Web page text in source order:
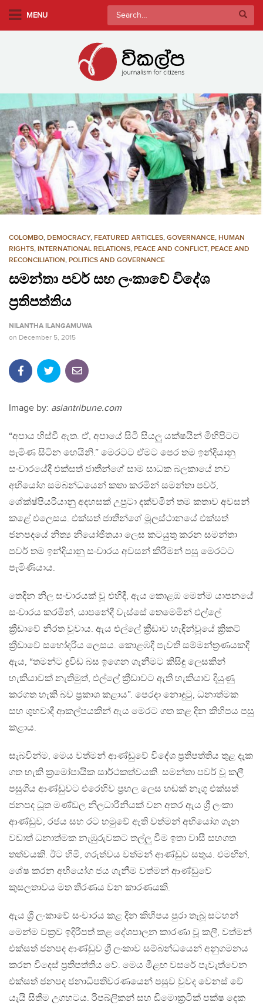
m
a
n
c
o
n
t
e
MENU
Search
for:
COLOMBO, DEMOCRACY, FEATURED ARTICLES, GOVERNANCE, HUMAN
RIGHTS, INTERNATIONAL RELATIONS, PEACE AND CONFLICT, PEACE AND
RECONCILIATION, POLITICS AND GOVERNANCE
සමන්තා පවර් සහ ලංකාවේ විදේශ
ප්‍රතිපත්තිය
NILANTHA ILANGAMUWA
on December 5, 2015
Image by: asiantribune.com
“අපාය හිස්වී ඇත. ඒ, අපායේ සිටි සියලු යක්ෂයින් මිහිපිටට
පැමිණ සිටින හෙයිනි.” මෙරටට ඒමට පෙර තම ඉන්දියානු
සංචාරයේදී එක්සත් ජාතීන්ගේ සාම සාධක බලකායේ නව
අභියෝග සමබන්ධයෙන් කතා කරමින් සමන්තා පවර්,
ශේක්ෂ්පියරියානු අදහසක් උපුටා දක්වමින් තම කතාව අවසන්
කළේ එලෙසය. එක්සත් ජාතීන්ගේ මූලස්ථානයේ එක්සත්
ජනපදයේ නිත්‍ය නියෝජිතයා ලෙස කටයුතු කරන සමන්තා
පවර් තම ඉන්දියානු සංචාරය අවසන් කිරීමන් පසු මෙරටට
පැමිණියාය.
තෙදින නිල සංචාරයක් වූ එහිදී, ඇය කොළඹ මෙන්ම යාපනයේ
සංචාරය කරමින්, යාපනේදී වැස්සේ තෙමෙමින් එල්ලේ
ක්‍රීඩාවේ නිරත වූවාය. ඇය එල්ලේ ක්‍රීඩාව හැඳින්වූයේ ක්‍රිකට්
ක්‍රීඩාවේ සහෝදරිය ලෙසය. කොළඹදී පැවති සම්මන්ත්‍රණයකදී
ඇය, “තමන්ට ද්‍රවිඩ බස ඉගෙන ගැනීමට කිසිඳු ලෙසකින්
හැකියාවක් නැතිමුත්, එල්ලේ ක්‍රීඩාවට ඇති හැකියාව දියුණු
කරගත හැකි බව ප්‍රකාශ කළාය”. පෙරදා නොදුටු, ධනාත්මක
සහ ශුභවාදී ආකල්පයකින් ඇය මෙරට ගත කළ දින කිහිපය පසු
කළාය.
සැබවින්ම, මෙය වත්මන් ආණ්ඩුවේ විදේශ ප්‍රතිපත්තිය තුළ දැක
ගත හැකි ක්‍රමෝපායික සාර්ථකත්වයකි. සමන්තා පවර් වූ කලී
පසුගිය ආණ්ඩුවට එරෙහිව ප්‍රභල ලෙස හඬක් නැගූ එක්සත්
ජනපද ධූත මණ්ඩල නිලධාරිනියක් වන අතර ඇය ශ්‍රී ලංකා
ආණ්ඩුව, රජය සහ රට හමුවේ ඇති වත්මන් අභියෝග ගැන
වඩාත් ධනාත්මක නැඹුරුවකට තල්ලු වීම ඉතා වාසී සහගත
තත්වයකි. ඊට හිමි, ගරුත්වය වත්මන් ආණ්ඩුව සතුය. එමඟින්,
ශේෂ කරන අභියෝග ජය ගැනීම වත්මන් ආණ්ඩුවේ
කුසලතාවය මත තීරණය වන කාරණයකි.
ඇය ශ්‍රී ලංකාවේ සංචාරය කළ දින කිහිපය පුරා තැබූ සටහන්
මෙන්ම වක්‍රව ඉදිරිපත් කළ දේශපාලන කාරණා වූ කලී, වත්මන්
එක්සත් ජනපද ආණ්ඩුව ශ්‍රී ලංකාව සම්බන්ධයෙන් අනුගමනය
කරන විදෙස් ප්‍රතිපත්තිය වේ. මෙය මීළඟ වසරේ පැවැත්වෙන
එක්සත් ජනපද ජනාධිපතිවරණයෙන් පසුව වුවද වෙනස් වේ
යැයි සිතීම උගහටය. රිපබ්ලිකන් සහ ඩිමොක්‍රටික් පක්ෂ දෙක